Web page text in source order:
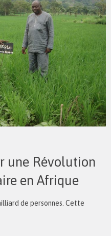
une Révolution
en Afrique
de personnes. Cette